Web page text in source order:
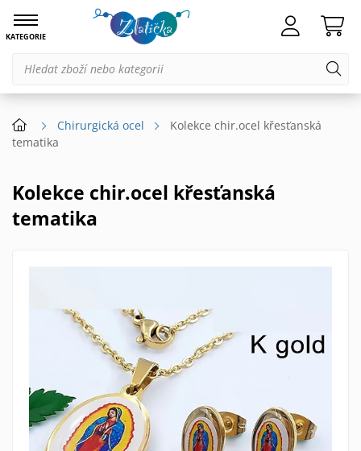
KATEGORIE
Chirurgická ocel
Kolekce chir.ocel křesťanská
tematika
Kolekce chir.ocel křesťanská
tematika